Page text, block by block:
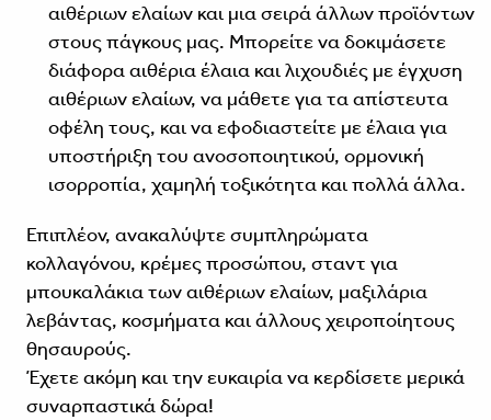
αιθέριων ελαίων και μια σειρά άλλων προϊόντων
στους πάγκους μας. Μπορείτε να δοκιμάσετε
διάφορα αιθέρια έλαια και λιχουδιές με έγχυση
αιθέριων ελαίων, να μάθετε για τα απίστευτα
οφέλη τους, και να εφοδιαστείτε με έλαια για
υποστήριξη του ανοσοποιητικού, ορμονική
ισορροπία, χαμηλή τοξικότητα και πολλά άλλα.
Επιπλέον, ανακαλύψτε συμπληρώματα
κολλαγόνου, κρέμες προσώπου, σταντ για
μπουκαλάκια των αιθέριων ελαίων, μαξιλάρια
λεβάντας, κοσμήματα και άλλους χειροποίητους
θησαυρούς.
Έχετε ακόμη και την ευκαιρία να κερδίσετε μερικά
συναρπαστικά δώρα!